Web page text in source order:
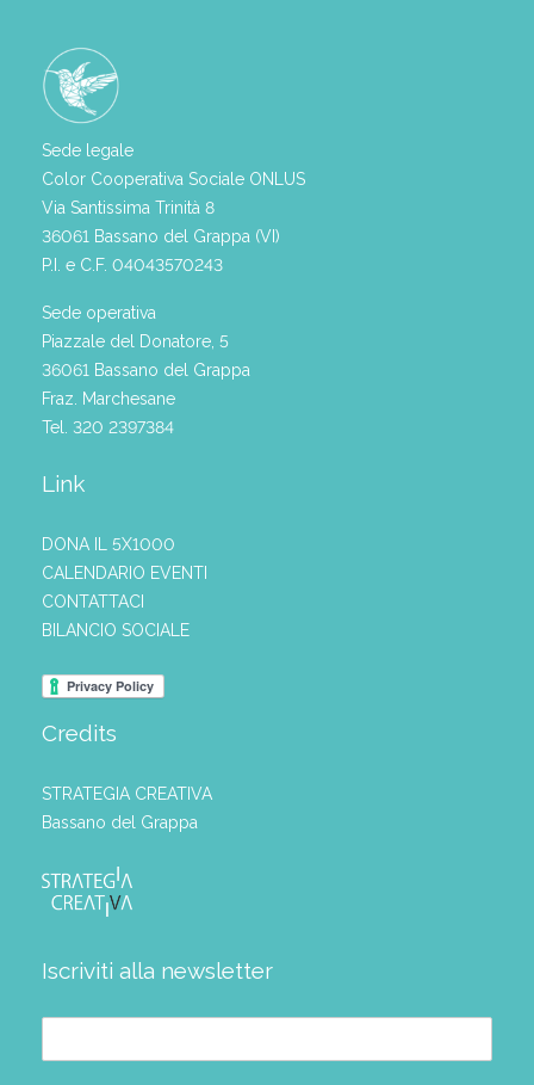
Sede legale
Color Cooperativa Sociale ONLUS
Via Santissima Trinità 8
36061 Bassano del Grappa (VI)
P.I. e C.F. 04043570243
Sede operativa
Piazzale del Donatore, 5
36061 Bassano del Grappa
Fraz. Marchesane
Tel. 320 2397384
Link
DONA IL 5X1000
CALENDARIO EVENTI
CONTATTACI
BILANCIO SOCIALE
Credits
STRATEGIA CREATIVA
Bassano del Grappa
Iscriviti alla newsletter